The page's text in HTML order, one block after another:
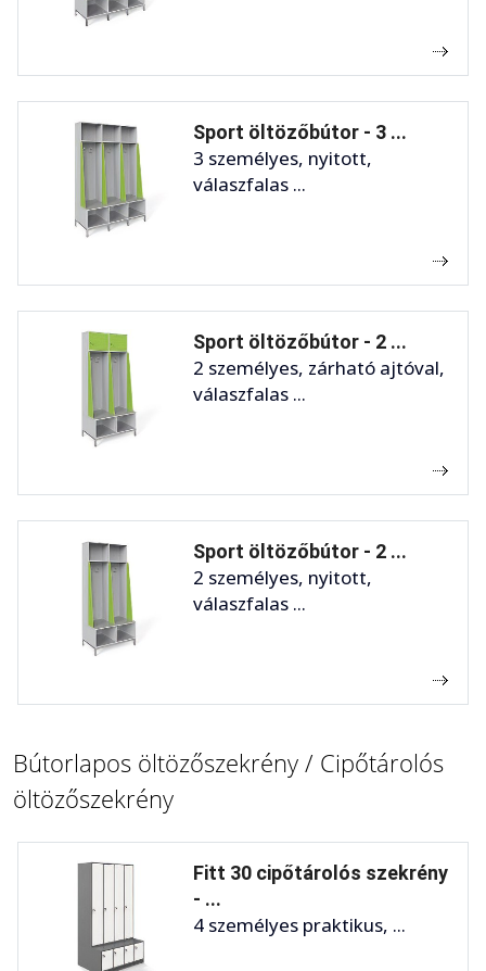
Sport öltözőbútor - 3 ...
3 személyes, nyitott,
válaszfalas ...
Sport öltözőbútor - 2 ...
2 személyes, zárható ajtóval,
válaszfalas ...
Sport öltözőbútor - 2 ...
2 személyes, nyitott,
válaszfalas ...
Bútorlapos öltözőszekrény / Cipőtárolós
öltözőszekrény
Fitt 30 cipőtárolós szekrény
- ...
4 személyes praktikus, ...